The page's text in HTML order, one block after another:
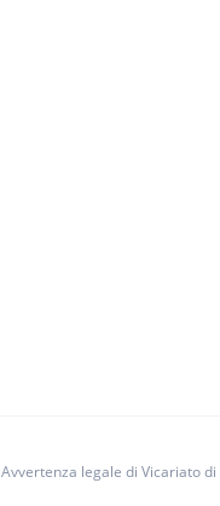
Avvertenza legale di Vicariato